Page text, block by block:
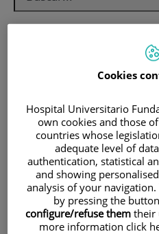
Pacientes y
Cookies
Hospital Universitario
own cookies and those
countries whose
adequate level of
authentication, statistical
and showing
analysis of your navigation.
by pressing the
configure/refuse them their
more information click